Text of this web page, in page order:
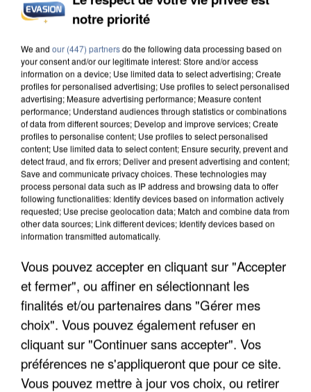
UN SECOND CADRE DE LA DZ MAFIA
INTERPELLÉ EN ALGÉRIE
UNE TOURISTE DE L’OISE EMPORTÉE PAR UNE
COULÉE DE BOUE EN HAUTE-SAVOIE
notre priorité
We and our (447) partnersdo the following data processing based on
your consent and/or our legitimate interest: Store and/or access
information on a device; Use limited data to select advertising; Create
profiles for personalised advertising; Use profiles to select personalised
advertising; Measure advertising performance; Measure content
performance; Understand audiences through statistics or combinations
of data from different sources; Develop and improve services; Create
profiles to personalise content; Use profiles to select personalised
content; Use limited data to select content; Ensure security, prevent and
detect fraud, and fix errors; Deliver and present advertising and content;
Save and communicate privacy choices. These technologies may
process personal data such as IP address and browsing data to offer
following functionalities: Identify devices based on information actively
requested; Use precise geolocation data; Match and combine data from
other data sources; Link different devices; Identify devices based on
information transmitted automatically.
Vous pouvez accepter en cliquant sur "Accepter
et fermer", ou affiner en sélectionnant les
finalités et/ou partenaires dans "Gérer mes
choix". Vous pouvez également refuser en
cliquant sur "Continuer sans accepter". Vos
préférences ne s'appliqueront que pour ce site.
Vous pouvez mettre à jour vos choix, ou retirer